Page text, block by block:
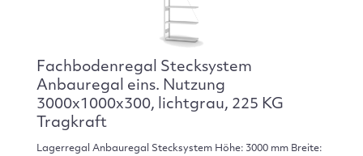
Fachbodenregal Stecksystem
Anbauregal eins. Nutzung
3000x1000x300, lichtgrau, 225 KG
Tragkraft
Lagerregal Anbauregal Stecksystem Höhe: 3000 mm Breite: